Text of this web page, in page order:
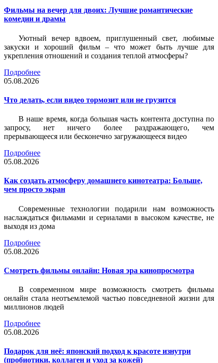
Фильмы на вечер для двоих: Лучшие романтические
комедии и драмы
Уютный вечер вдвоем, приглушенный свет, любимые
закуски и хороший фильм – что может быть лучше для
укрепления отношений и создания теплой атмосферы?
Подробнее
05.08.2026
Что делать, если видео тормозит или не грузится
В наше время, когда большая часть контента доступна по
запросу, нет ничего более раздражающего, чем
прерывающееся или бесконечно загружающееся видео
Подробнее
05.08.2026
Как создать атмосферу домашнего кинотеатра: Больше,
чем просто экран
Современные технологии подарили нам возможность
наслаждаться фильмами и сериалами в высоком качестве, не
выходя из дома
Подробнее
05.08.2026
Смотреть фильмы онлайн: Новая эра кинопросмотра
В современном мире возможность смотреть фильмы
онлайн стала неотъемлемой частью повседневной жизни для
миллионов людей
Подробнее
05.08.2026
Подарок для неё: японский подход к красоте изнутри
(пробиотики, коллаген и уход за кожей)